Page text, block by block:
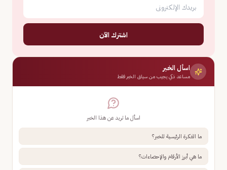
اشترك الآن
اسأل الخبر
مساعد ذكي يجيب من سياق الخبر فقط
اسأل ما تريد عن هذا الخبر
ما الفكرة الرئيسية للخبر؟
ما هي أبرز الأرقام والإحصاءات؟